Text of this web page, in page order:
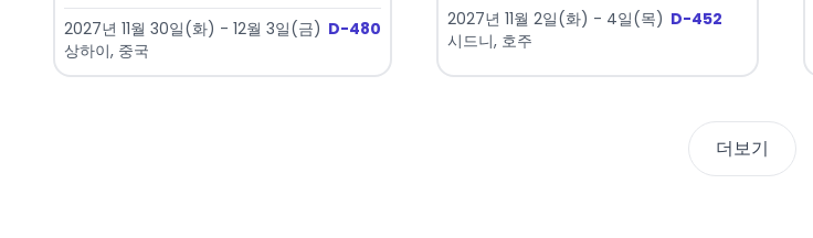
2027년 11월 30일(화) - 12월 3일(금) D-480
상하이, 중국
2027년 11월 2일(화) - 4일(목) D-452
시드니, 호주
더보기